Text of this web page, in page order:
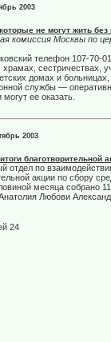
2003
не могут жить
комиссия Москвы по
телефон 107-70-
сестричествах,
домах и
службы —
могут ее оказать.
2003
благотворительной
отдел по
акции по сбору
месяца собрано
Любови
24